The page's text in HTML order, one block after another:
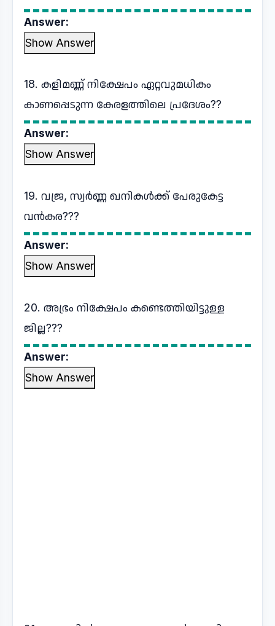
Answer:
Show Answer
18. കളിമണ്ണ് നിക്ഷേപം ഏറ്റവുമധികം
കാണപ്പെടുന്ന കേരളത്തിലെ പ്രദേശം??
Answer:
Show Answer
19. വജ്ര, സ്വർണ്ണ ഖനികൾക്ക് പേരുകേട്ട
വൻകര???
Answer:
Show Answer
20. അഭ്രം നിക്ഷേപം കണ്ടെത്തിയിട്ടുള്ള
ജില്ല???
Answer:
Show Answer